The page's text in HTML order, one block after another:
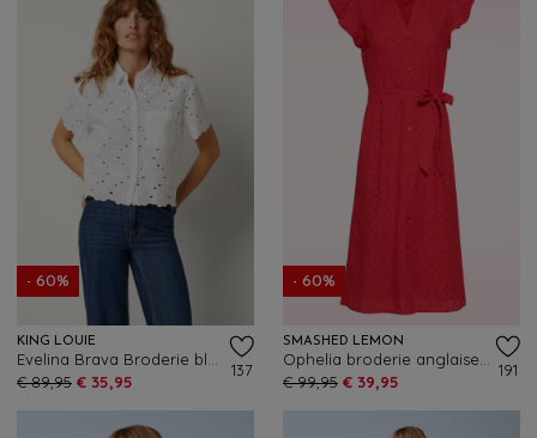
- 60%
KING LOUIE
€ 89,95 € 35,95
137
- 60%
SMASHED LEMON
€ 99,95 € 39,95
191